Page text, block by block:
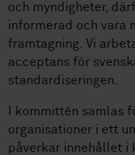
och myndigheter,
informerad och vara
framtagning. Vi
acceptans för
standardiseringen.
I kommittén samlas
organisationer i ett
påverkar innehållet i